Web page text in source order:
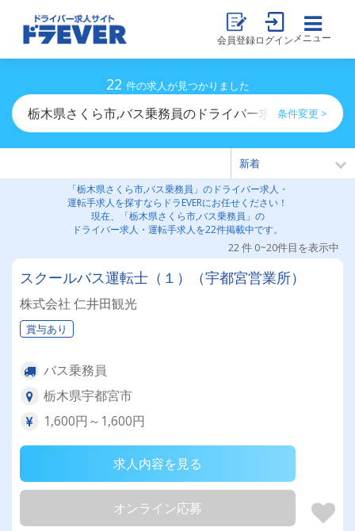
会員登録ログイン メニュー
22 件の求人が見つかりました
栃木県さくら市,バス乗務員のドライバー求人・運転手求
条件変更 >
「栃木県さくら市,バス乗務員」のドライバー求人・
運転手求人を探すならドラEVERにお任せください！
現在、「栃木県さくら市,バス乗務員」の
ドライバー求人・運転手求人を22件掲載中です。
22 件 0~20件目を表示中
スクールバス運転士（１）（宇都宮営業所）
株式会社 仁井田観光
賞与あり
バス乗務員
栃木県宇都宮市
1,600円～1,600円
求人内容を見る
オンライン応募